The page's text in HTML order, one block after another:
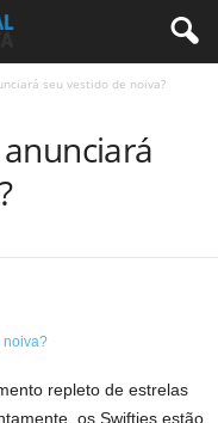
seu vestido de noiva?
repleto de estrelas
os Swifties estão